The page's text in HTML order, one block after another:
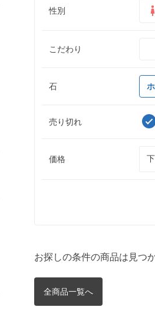
性別
こだわり
石
売り切れ
価格
お探しの条件の商品は見つ
全商品一覧へ